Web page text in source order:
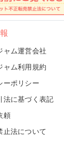
ャム運営会社
ャム利用規約
ーポリシー
法に基づく表記
頼
止法について